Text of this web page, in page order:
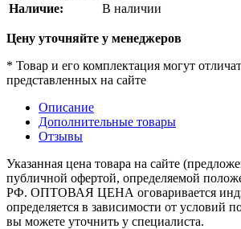
Наличие:
В наличии
Цену уточняйте у менеджеров
* Товар и его комплектация могут
представленных на сайте
Описание
Дополнительные товары
Отзывы
Указанная цена товара на сайте
публичной офертой, определяемой
РФ. ОПТОВАЯ ЦЕНА оговаривается
определяется в зависимости от условий
вы можете уточнить у специалиста.